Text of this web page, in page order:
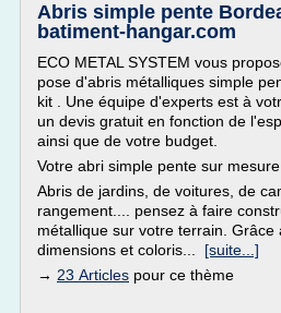
Abris simple pente
batiment-hangar.com
ECO METAL SYSTEM vous
pose d'abris métalliques simple
kit . Une équipe d'experts est à
un devis gratuit en fonction de
ainsi que de votre budget.
Votre abri simple pente sur mesure
Abris de jardins, de voitures, de
rangement.... pensez à faire
métallique sur votre terrain. Grâce
dimensions et coloris... [suite...]
→ 23 Articles pour ce thème